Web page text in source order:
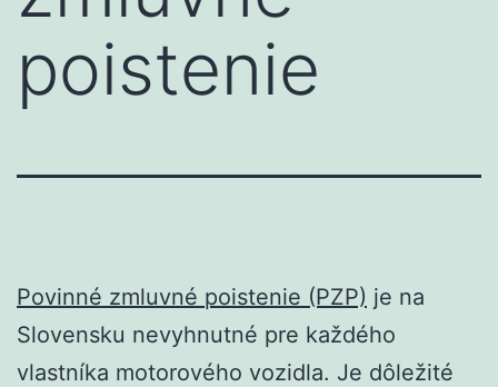
poistenie
Povinné zmluvné poistenie (PZP) je na
Slovensku nevyhnutné pre každého
vlastníka motorového vozidla. Je dôležité